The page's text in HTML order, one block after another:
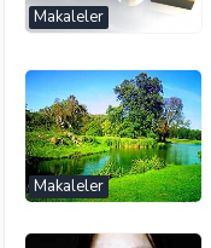
Makaleler
Makaleler